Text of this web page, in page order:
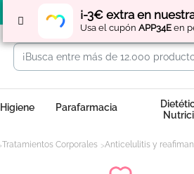
¡-3€ extra en
Usa el cupón APP34E en
Higiene Parafarmacia
Tratamientos Corporales Anticelulitis y